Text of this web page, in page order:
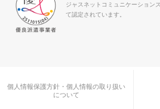
ジャスネットコミュニケーション
て認定されています。
個人情報保護方針・個人情報の取り扱い
について